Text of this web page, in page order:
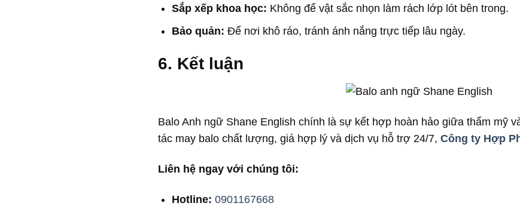
Sắp xếp khoa học: Không để vật sắc nhọn làm rách lớp lót bên trong.
Bảo quản: Để nơi khô ráo, tránh ánh nắng trực tiếp lâu ngày.
6. Kết luận
Balo Anh ngữ Shane English chính là sự kết hợp hoàn hảo giữa thẩm mỹ
tác may balo chất lượng, giá hợp lý và dịch vụ hỗ trợ 24/7, Công ty Hợp
Liên hệ ngay với chúng tôi:
Hotline: 0901167668